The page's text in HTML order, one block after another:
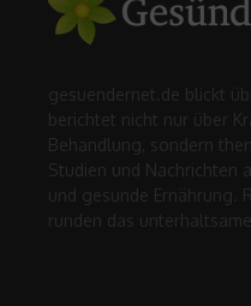
gesuendernet.de blickt
berichtet nicht nur über
Behandlung, sondern
Studien und Nachrichten
und gesunde Ernährung.
runden das